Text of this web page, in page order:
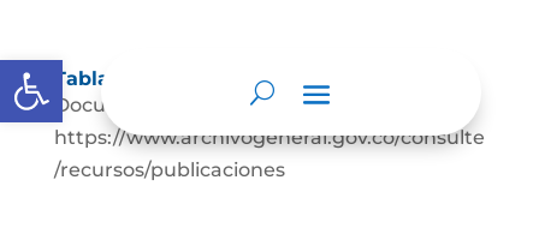
Abrir barra de herramientas
Tablas de retención documental
Documentación de apoyo
https://www.archivogeneral.gov.co/consulte
/recursos/publicaciones